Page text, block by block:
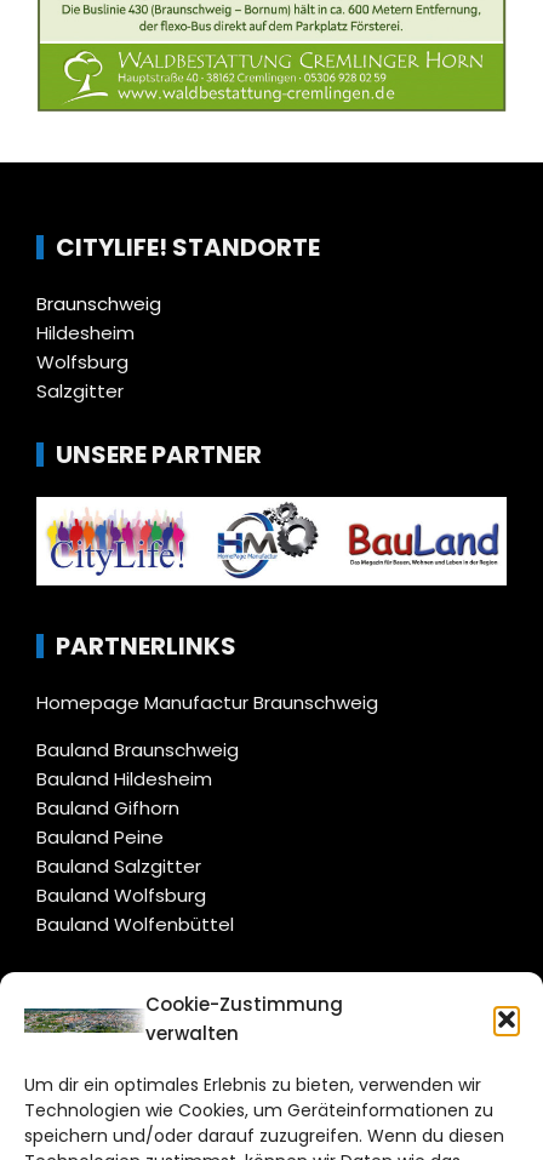
Cookie-Zustimmung
verwalten
Um dir ein optimales Erlebnis zu bieten, verwenden wir
Technologien wie Cookies, um Geräteinformationen zu
speichern und/oder darauf zuzugreifen. Wenn du diesen
CITYLIFE! STANDORTE
Braunschweig
Hildesheim
Wolfsburg
Salzgitter
UNSERE PARTNER
PARTNERLINKS
Homepage Manufactur Braunschweig
Bauland Braunschweig
Bauland Hildesheim
Bauland Gifhorn
Bauland Peine
Bauland Salzgitter
Bauland Wolfsburg
Bauland Wolfenbüttel
CITYLIFE!
Bruchtorwall 12
38100 Braunschweig